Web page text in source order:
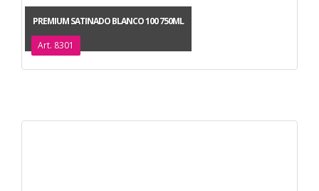
PREMIUM SATINADO BLANCO 100 750ML
Art. 8301